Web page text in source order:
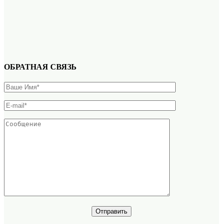
ОБРАТНАЯ СВЯЗЬ